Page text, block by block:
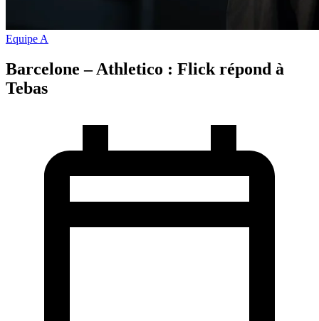
Equipe A
Barcelone – Athletico : Flick répond à
Tebas